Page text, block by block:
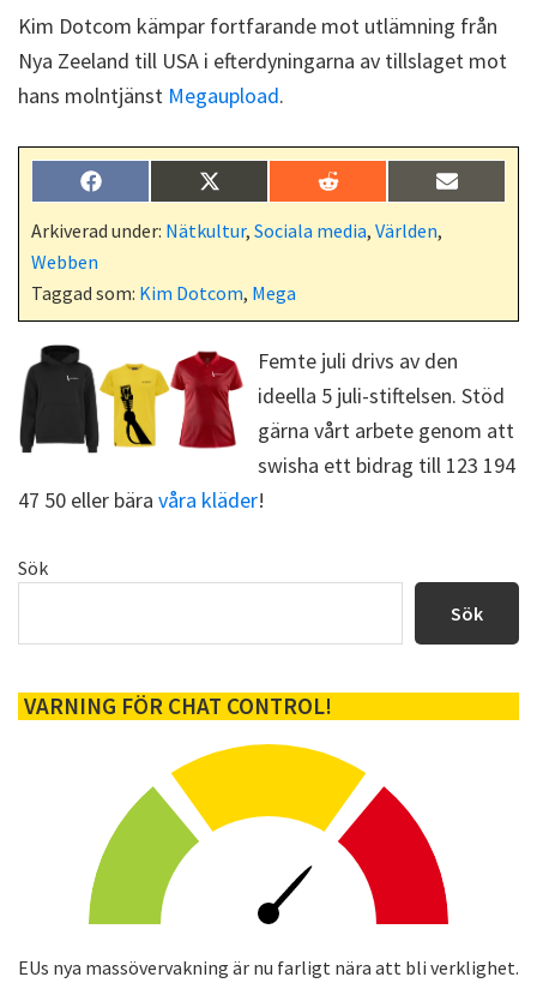
Kim Dotcom kämpar fortfarande mot utlämning från
Nya Zeeland till USA i efterdyningarna av tillslaget mot
hans molntjänst Megaupload.
Dela
på
F
a
c
o
o
k
Dela
på
X
(
T
t
t
e
)
Dela
på
R
e
d
Dela
på
E
-
Arkiverad under: Nätkultur, Sociala media, Världen,
Webben
Taggad som: Kim Dotcom, Mega
Femte juli drivs av den
ideella 5 juli-stiftelsen. Stöd
gärna vårt arbete genom att
swisha ett bidrag till 123 194
47 50 eller bära våra kläder!
Primärt
Sök
Sök
VARNING FÖR CHAT CONTROL!
EUs nya massövervakning är nu farligt nära att bli verklighet.